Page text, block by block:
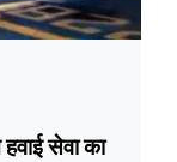
सेवा का